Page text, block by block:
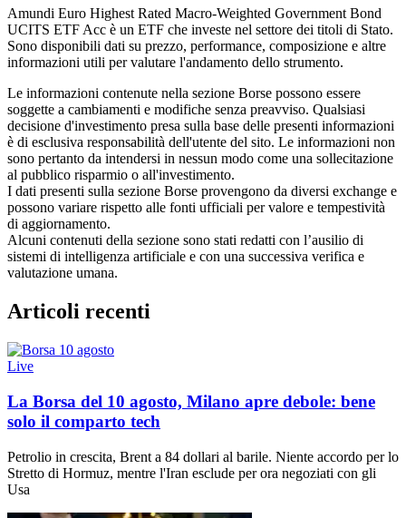
Amundi Euro Highest Rated Macro-Weighted Government Bond
UCITS ETF Acc è un ETF che investe nel settore dei titoli di Stato.
Sono disponibili dati su prezzo, performance, composizione e altre
informazioni utili per valutare l'andamento dello strumento.
Le informazioni contenute nella sezione Borse possono essere
soggette a cambiamenti e modifiche senza preavviso. Qualsiasi
decisione d'investimento presa sulla base delle presenti informazioni
è di esclusiva responsabilità dell'utente del sito. Le informazioni non
sono pertanto da intendersi in nessun modo come una sollecitazione
al pubblico risparmio o all'investimento.
I dati presenti sulla sezione Borse provengono da diversi exchange e
possono variare rispetto alle fonti ufficiali per valore e tempestività
di aggiornamento.
Alcuni contenuti della sezione sono stati redatti con l’ausilio di
sistemi di intelligenza artificiale e con una successiva verifica e
valutazione umana.
Articoli recenti
Live
La Borsa del 10 agosto, Milano apre debole: bene
solo il comparto tech
Petrolio in crescita, Brent a 84 dollari al barile. Niente accordo per lo
Stretto di Hormuz, mentre l'Iran esclude per ora negoziati con gli
Usa